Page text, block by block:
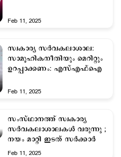
Feb 11, 2025
സ്വകാര്യ സര്‍വകലാശാല:
സാമൂഹികനീതിയും മെറിറ്റും
ഉറപ്പാക്കണം: എസ്എഫ്ഐ
Feb 11, 2025
സംസ്ഥാനത്ത് സ്വകാര്യ
സര്‍വകലാശാലകള്‍ വരുന്നു ;
നയം മാറ്റി ഇടത് സര്‍ക്കാര്‍
Feb 11, 2025